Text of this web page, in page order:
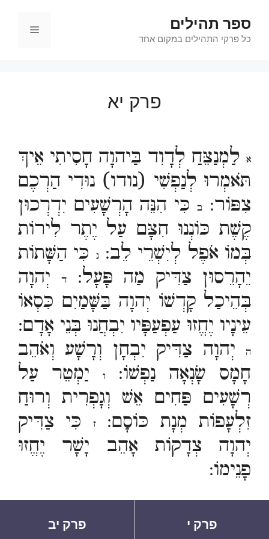
לתוכןספר תהילים
כל פרקי התהילים במקום אחד
תפריט
פרק יא
א לַמְנַצֵּחַ לְדָוִד בַּיהוָה חָסִיתִי אֵיךְ
תֹּאמְרוּ לְנַפְשִׁי (נודו) נוּדִי הַרְכֶם
צִפּוֹר:
בכִּי הִנֵּה הָרְשָׁעִים יִדְרְכוּן
קֶשֶׁת כּוֹנְנוּ חִצָּם עַל יֶתֶר לִירוֹת
בְּמוֹ אֹפֶל לְיִשְׁרֵי לֵב:ג כִּי הַשָּׁתוֹת
יֵהָרֵסוּן צַדִּיק מַה פָּעָל:ד
יְהוָה
בְּהֵיכַל קָדְשׁוֹ יְהוָה בַּשָּׁמַיִם כִּסְאוֹ
עֵינָיו יֶחֱזוּ עַפְעַפָּיו יִבְחֲנוּ בְּנֵי אָדָם:
ה
יְהוָה צַדִּיק יִבְחָן וְרָשָׁע וְאֹהֵב
חָמָס שָׂנְאָה נַפְשׁוֹ:
ו
יַמְטֵר עַל
רְשָׁעִים פַּחִים אֵשׁ וְגָפְרִית וְרוּחַ
זִלְעָפוֹת מְנָת כּוֹסָם:ז
כִּי צַדִּיק
יְהוָה צְדָקוֹת אָהֵב יָשָׁר יֶחֱזוּ
פָנֵימוֹ:
פרק י פרק יב